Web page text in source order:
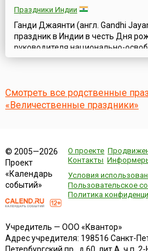
Праздники Индии
Ганди Джаянти (англ. Gandhi
праздник в Индии в честь Дня
руководителя национально-
индийского народа Мохандаса
октября в стране повсеместно и
официально провозглашенных
Смотреть все родственные
«Величественные праздники»
© 2005—2026
Проект
«Календарь
событий»
О проекте
Контакты
Условия
Пользовательское
Политика
Учредитель — ООО «Квантор»
Адрес учредителя: 198516 Санкт-
Петербургский пр., д.60, лит.А, ч.п.